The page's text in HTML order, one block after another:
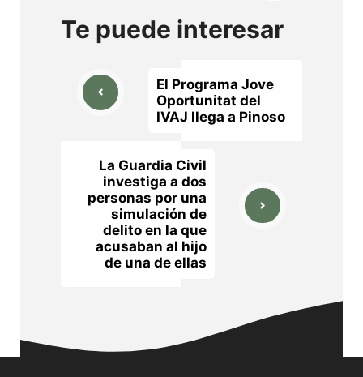
Te puede interesar
El Programa Jove
Oportunitat del
IVAJ llega a Pinoso
La Guardia Civil
investiga a dos
personas por una
simulación de
delito en la que
acusaban al hijo
de una de ellas